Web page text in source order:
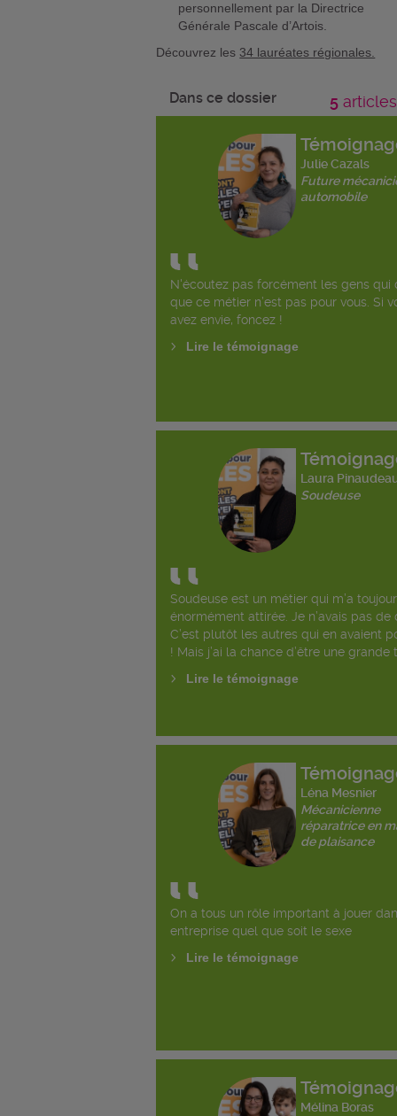
personnellement par la Directrice
Générale Pascale d’Artois.
Découvrez les 34 lauréates régionales.
Dans ce dossier 5articles
Julie Cazals
Future
automobile
N'écoutez pas forcément les gens qui
que ce métier n’est pas pour vous. Si
avez envie, foncez !
Lire le témoignage
Laura
Soudeuse
Soudeuse est un métier qui m’a
énormément attirée. Je n’avais pas de
C’est plutôt les autres qui en avaient
! Mais j’ai la chance d’être une grande
Lire le témoignage
Léna Mesnier
Mécanicienne
réparatrice en
de plaisance
On a tous un rôle important à jouer
entreprise quel que soit le sexe
Lire le témoignage
Mélina Boras